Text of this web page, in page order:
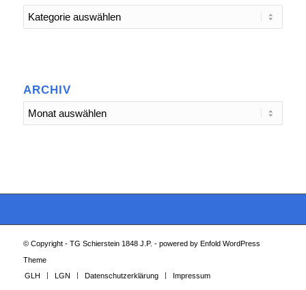
Kategorien
ARCHIV
© Copyright - TG Schierstein 1848 J.P. - powered by Enfold WordPress
Theme
GLH
LGN Datenschutzerklärung Impressum